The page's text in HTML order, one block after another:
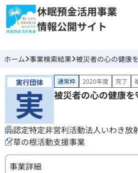
休眠預金活用事業
情報公開サイト
ホーム 事業検索結果 被災者の心の健康
通常枠 2020年度 完了
被災者の心の健康
認定特定非営利活動法人いわき放
草の根活動支援事業
事業詳細